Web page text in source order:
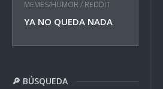
MEMES/HUMOR / REDDIT
YA NO QUEDA NADA
🔎 BÚSQUEDA